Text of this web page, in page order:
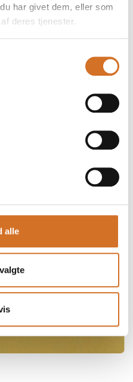
har givet dem, eller som
deres tjenester.
alle